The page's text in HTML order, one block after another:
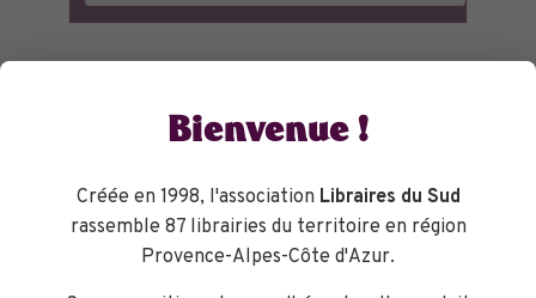
Bienvenue !
Créée en 1998, l'association Libraires du Sud
rassemble 87 librairies du territoire en région
Provence-Alpes-Côte d'Azur.